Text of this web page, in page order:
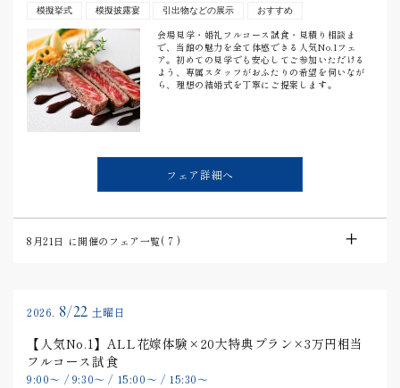
模擬挙式
模擬披露宴 引出物などの展示 おすすめ
会場見学・婚礼フルコース試食・見積り相談ま
で、当館の魅力を全て体感できる人気No.1フェ
ア。初めての見学でも安心してご参加いただける
よう、専属スタッフがおふたりの希望を伺いなが
ら、理想の結婚式を丁寧にご提案します。
フェア詳細へ
8月21日 に開催のフェア一覧(7 )
2026. 8/22 土曜日
【人気No.1】ALL花嫁体験×20大特典プラン×3万円相当
フルコース試食
9:00〜 / 9:30〜 / 15:00〜 / 15:30〜